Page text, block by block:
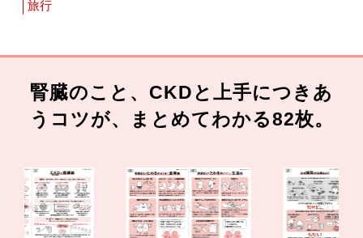
旅行
腎臓のこと、CKDと上手につきあ
うコツが、まとめてわかる82枚。